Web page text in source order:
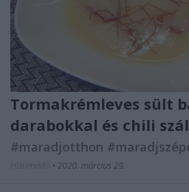
Tormakrémleves sült
darabokkal és chili
#maradjotthon
• 2020. március 29.